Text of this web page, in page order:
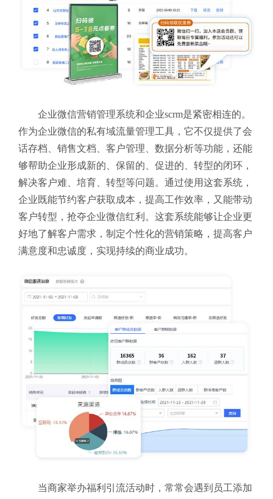
企业微信营销管理系统和企业scrm是紧密相连的。
作为企业微信的私有域流量管理工具，它不仅提供了会
话存档、销售文档、客户管理、数据分析等功能，还能
够帮助企业形成新的、保留的、促进的、转型的闭环，
解决客户难、培育、转型等问题。通过使用这套系统，
企业既能节约客户获取成本，提高工作效率，又能带动
客户转型，抢夺企业微信红利。这套系统能够让企业更
好地了解客户需求，制定个性化的营销策略，提高客户
满意度和忠诚度，实现持续的商业成功。
当商家举办福利引流活动时，常常会遇到员工添加